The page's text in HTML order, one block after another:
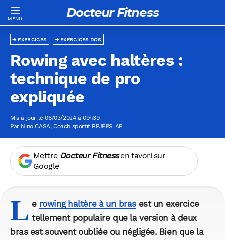
Docteur Fitness
EXERCICES DOS
EXERCICES
Rowing avec haltères :
technique de pro
expliquée
Mis à jour le 06/03/2024 à 09h39
Par Nino CASA, Coach sportif BPJEPS AF
Mettre Docteur Fitnessen favori sur
Google
L e rowing haltère à un brasest un exercice
tellement populaire que la version à deux
bras est souvent oubliée ou négligée. Bien que la